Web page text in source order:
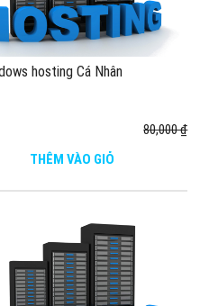
hosting Cá Nhân
80,000 ₫
THÊM VÀO GIỎ